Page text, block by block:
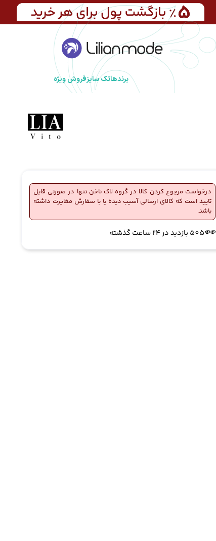
برندهاتک سایزفروش ویژه
درخواست مرجوع کردن کالا در گروه لاک ناخن تنها در صورتی قابل
تایید است که کالای ارسالی آسیب دیده یا با سفارش مغایرت داشته
باشد.
🔥5 فروش در هفته گذشته
👀505 بازدید در ۲۴ ساعت گذشته